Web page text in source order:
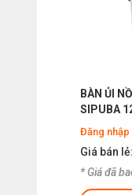
BÀN ỦI
SIPUBA
Đăng
Giá bán lẻ:
* Giá đã